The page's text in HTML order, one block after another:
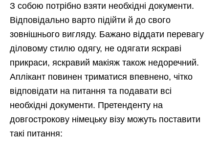
З собою потрібно взяти необхідні документи.
Відповідально варто підійти й до свого
зовнішнього вигляду. Бажано віддати перевагу
діловому стилю одягу, не одягати яскраві
прикраси, яскравий макіяж також недоречний.
Аплікант повинен триматися впевнено, чітко
відповідати на питання та подавати всі
необхідні документи. Претенденту на
довгострокову німецьку візу можуть поставити
такі питання: